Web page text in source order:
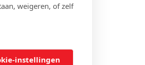
weigeren, of zelf
instellingen